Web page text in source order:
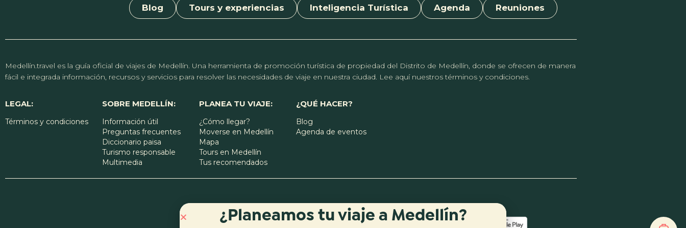
Blog Tours y experiencias Inteligencia Turística Agenda Reuniones
Medellín.travel es la guía oficial de viajes de Medellín. Una herramienta de promoción turística de propiedad del Distrito de Medellín, donde se ofrecen de manera
fácil e integrada información, recursos y servicios para resolver las necesidades de viaje en nuestra ciudad. Lee aquí nuestros términos y condiciones.
LEGAL:
Términos y condiciones
SOBRE MEDELLÍN:
Información útil
Preguntas frecuentes
Diccionario paisa
Turismo responsable
Multimedia
PLANEA TU VIAJE:
¿Cómo llegar?
Moverse en Medellín
Mapa
Tours en Medellín
Tus recomendados
¿QUÉ HACER?
Blog
Agenda de eventos
¿Planeamos tu viaje a Medellín?